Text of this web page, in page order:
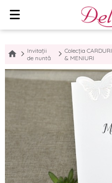
Invitații
de nuntă
Colecția CARDURI
& MENIURI